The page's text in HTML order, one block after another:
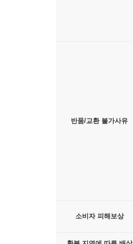
반품/교환 불가사유
소비자 피해보상